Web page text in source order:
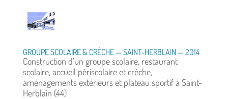
GROUPE SCOLAIRE & CRÈCHE — SAINT-HERBLAIN — 2014
Construction d’un groupe scolaire, restaurant
scolaire, accueil périscolaire et crèche,
aménagements extérieurs et plateau sportif à Saint-
Herblain (44)